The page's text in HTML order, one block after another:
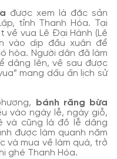
được xem là đặc sản
tỉnh Thanh Hóa. Tại
về vua Lê Đại Hành (Lê
vào dịp đầu xuân để
hòa. Người dân đã làm
dâng lên, về sau được
mang dấu ấn lịch sử
bánh răng bừa
vào ngày lễ, ngày giỗ,
và cũng là đồ lễ dâng
được làm quanh năm
và mua về làm quà, trở
ghé Thanh Hóa.